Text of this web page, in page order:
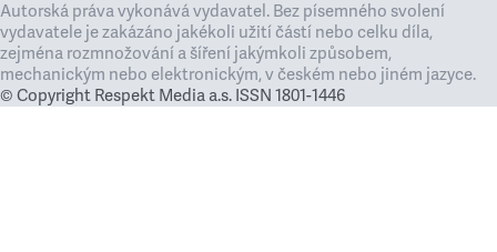
Autorská práva vykonává vydavatel. Bez písemného svolení
vydavatele je zakázáno jakékoli užití částí nebo celku díla,
zejména rozmnožování a šíření jakýmkoli způsobem,
mechanickým nebo elektronickým, v českém nebo jiném jazyce.
© Copyright Respekt Media a.s. ISSN 1801-1446